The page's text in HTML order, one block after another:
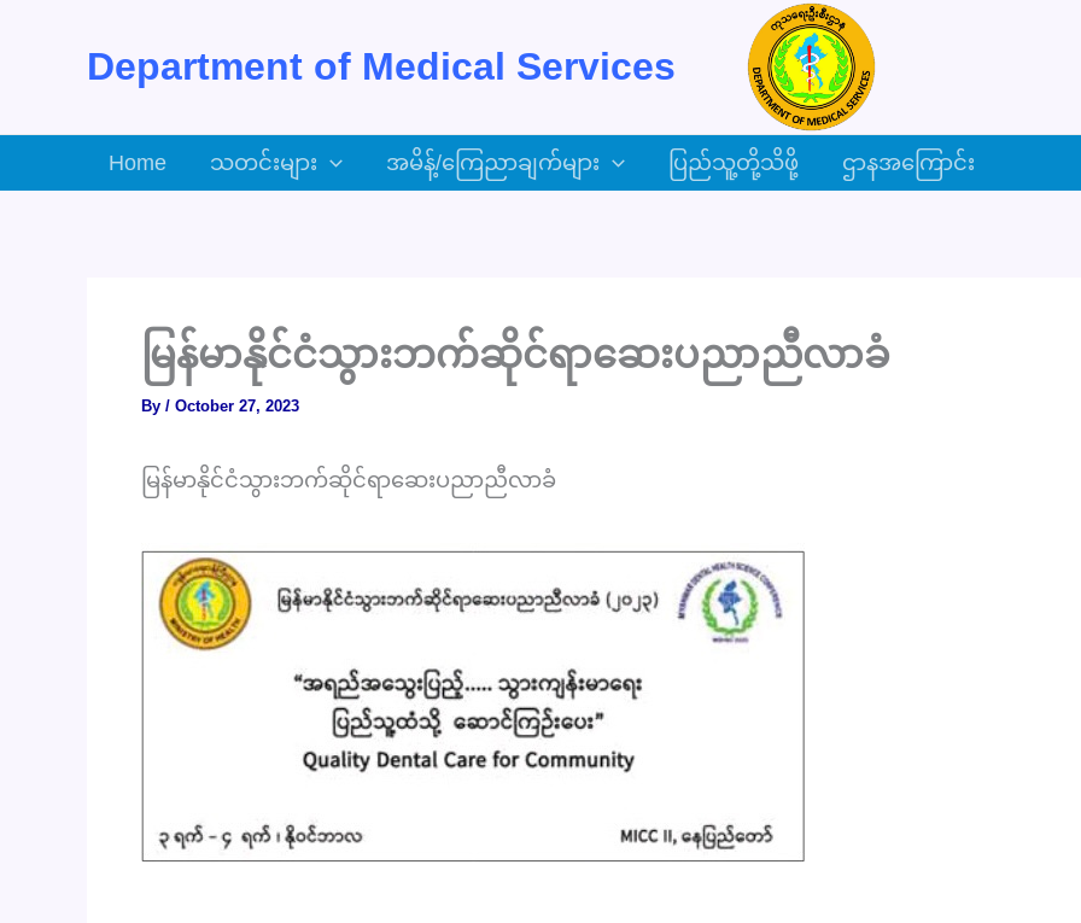
Department of Medical Services
Home သတင်းများ အမိန့်/ကြေညာချက်များ ပြည်သူ့တို့သိဖို့ ဌာနအကြောင်း
မြန်မာနိုင်ငံသွားဘက်ဆိုင်ရာဆေးပညာညီလာခံ
By / October 27, 2023
မြန်မာနိုင်ငံသွားဘက်ဆိုင်ရာဆေးပညာညီလာခံ